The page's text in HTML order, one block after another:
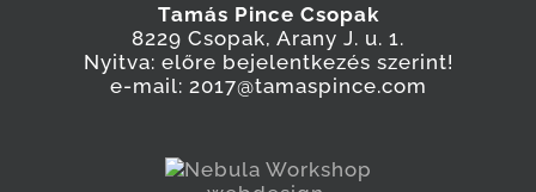
Tamás Pince Csopak
8229 Csopak, Arany J. u. 1.
Nyitva: előre bejelentkezés szerint!
e-mail: 2017@tamaspince.com